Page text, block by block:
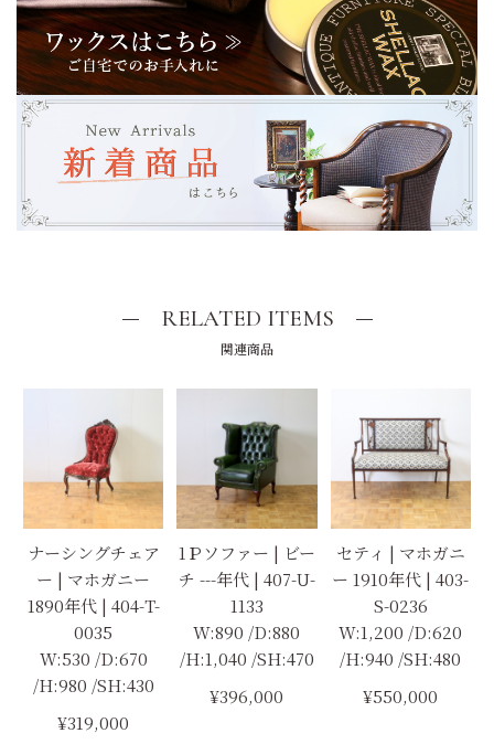
RELATED ITEMS
関連商品
ナーシングチェア
ー | マホガニー
1890年代 | 404-T-
0035
W:530 /D:670
/H:980 /SH:430
¥319,000
1Ｐソファー | ビー
チ ---年代 | 407-U-
1133
W:890 /D:880
/H:1,040 /SH:470
¥396,000
セティ | マホガニ
ー 1910年代 | 403-
S-0236
W:1,200 /D:620
/H:940 /SH:480
¥550,000